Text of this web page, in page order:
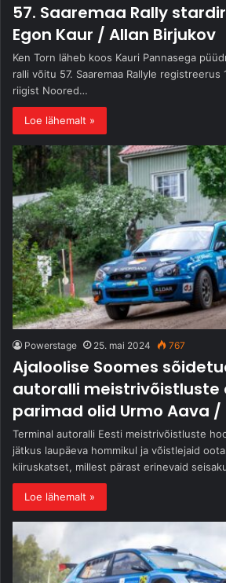
57. Saaremaa Rally
Egon Kaur / Allan Birjukov
Ken Torn läheb koos Kauri Pannasega
ralli võitu 57. Saaremaa Rallyle registreerus
riigist Noored…
Loe lähemalt »
Powerstage 25. mai 2024 767
Ajaloolise Soomes
autoralli meistrivõistluste
parimad olid Urmo Aava /
Terminal autoralli Eesti meistrivõistluste
jätkus laupäeva hommikul ja võistlejaid
kiiruskatset, millest pärast erinevaid
Loe lähemalt »